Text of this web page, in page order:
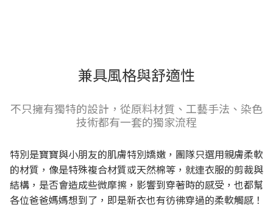
兼具風格與舒適性
不只擁有獨特的設計，從原料材質、工藝手法、染色
技術都有一套的獨家流程
特別是寶寶與小朋友的肌膚特別嬌嫩，團隊只選用親膚柔軟
的材質，像是特殊複合材質或天然棉等，就連衣服的剪裁與
結構，是否會造成些微摩擦，影響到穿著時的感受，也都幫
各位爸爸媽媽想到了，即是新衣也有彷彿穿過的柔軟觸感！